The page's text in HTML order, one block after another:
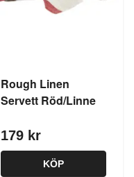
Rough Linen
Servett Röd/Linne
179 kr
KÖP